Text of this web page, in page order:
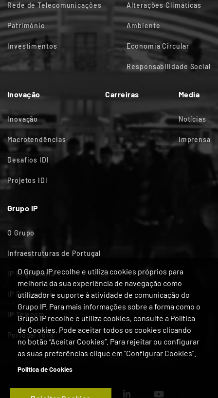
O Grupo IP recolhe e utiliza cookies próprios para
melhoria da sua experiência de navegação como
utilizador e suporte à atividade de comunicação do
Grupo IP. Para mais informações sobre a forma como o
Grupo IP recolhe e utiliza cookies, consulte a Política
de Cookies. Pode aceitar todos os cookies clicando
no botão “Aceitar Cookies”. Para rejeitar ou configurar
as suas preferências clique em “Configurar Cookies”.
Política de Cookies
Rede de Telecomunicações
Património
Investimentos
Alterações Climáticas
Ambiente
Economia Circular
Responsabilidade Social
Inovação
Inovação
Macrotendências
Desafios IDI
Projetos IDI
Carreiras Media
Notícias
Imprensa
Grupo IP
O Grupo
Infraestruturas de Portugal
IP Engenharia
IP Património
IP Telecom
Portugal Tolls